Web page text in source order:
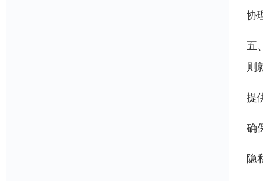
协
五
则
提
确
隐